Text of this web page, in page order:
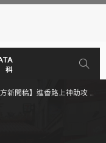
】進香路上神助攻 三陽啟動白沙屯媽祖進香守護任務 三陽志工擦亮 525面反光鏡 護航信眾平安前行